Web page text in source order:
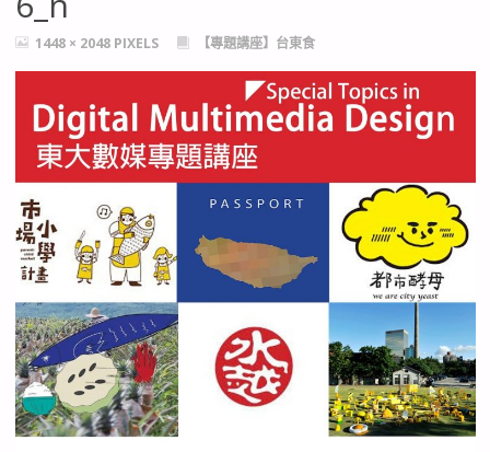
FULL1448 × 2048 PIXELS 【專題講座】台東食